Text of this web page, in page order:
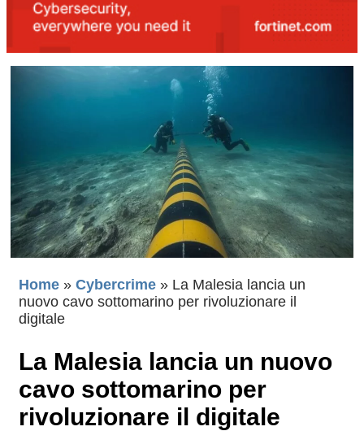
Home » Cybercrime » La Malesia lancia un
nuovo cavo sottomarino per rivoluzionare il
digitale
La Malesia lancia un nuovo
cavo sottomarino per
rivoluzionare il digitale